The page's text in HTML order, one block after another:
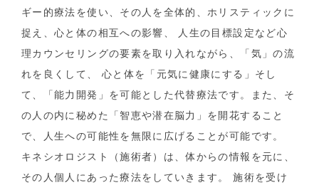
ギー的療法を使い、その人を全体的、ホリスティックに
捉え、心と体の相互への影響、 人生の目標設定など心
理カウンセリングの要素を取り入れながら、「気」の流
れを良くして、 心と体を「元気に健康にする」そし
て、「能力開発」を可能とした代替療法です。また、そ
の人の内に秘めた「智恵や潜在脳力」を開花すること
で、人生への可能性を無限に広げることが可能です。
キネシオロジスト（施術者）は、体からの情報を元に、
その人個人にあった療法をしていきます。 施術を受け